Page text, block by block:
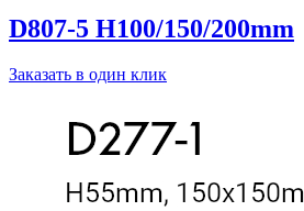
D807-5 H100/150/200mm
Заказать в один клик